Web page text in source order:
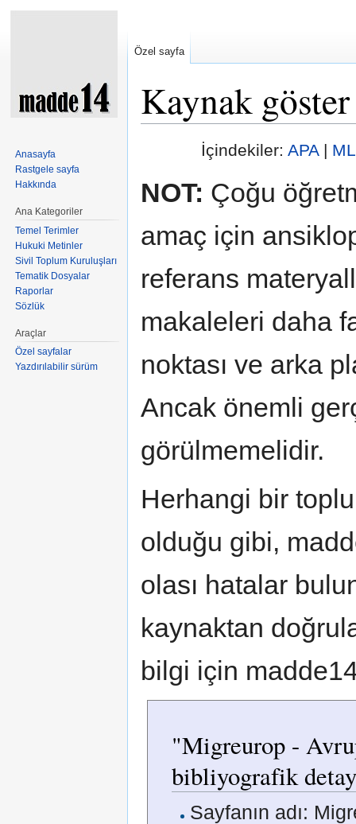
Kaynak göster
İçindekiler:APA|
NOT: Çoğu
amaç için
referans
makaleleri daha
noktası ve arka
Ancak önemli
görülmemelidir.
Herhangi bir
olduğu gibi,
olası hatalar
kaynaktan
bilgi için
"Migreurop -
bibliyografik
Sayfanın adı:
Özel sayfa
Anasayfa
Rastgele sayfa
Hakkında
Ana Kategoriler
Temel Terimler
Hukuki Metinler
Sivil Toplum Kuruluşları
Tematik Dosyalar
Raporlar
Sözlük
Araçlar
Özel sayfalar
Yazdırılabilir sürüm